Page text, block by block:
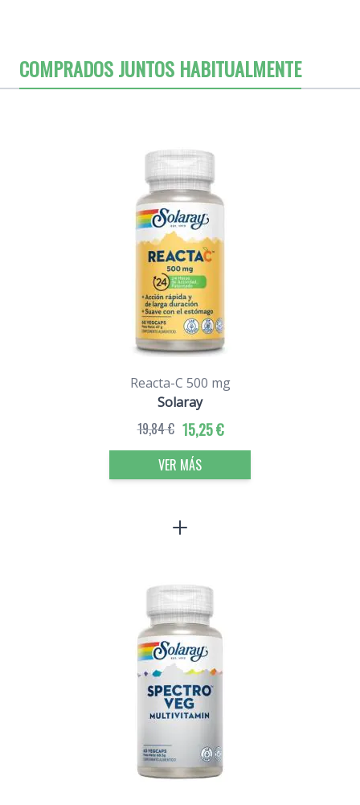
COMPRADOS JUNTOS HABITUALMENTE
Reacta-C 500 mg
Solaray
15,25 €
19,84 €
VER MÁS